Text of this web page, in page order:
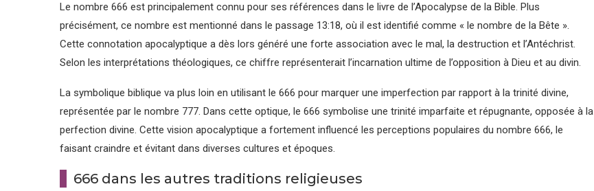
Le nombre 666 est principalement connu pour ses références dans le livre de l’Apocalypse de la Bible. Plus
précisément, ce nombre est mentionné dans le passage 13:18, où il est identifié comme « le nombre de la Bête ».
Cette connotation apocalyptique a dès lors généré une forte association avec le mal, la destruction et l’Antéchrist.
Selon les interprétations théologiques, ce chiffre représenterait l’incarnation ultime de l’opposition à Dieu et au divin.
La symbolique biblique va plus loin en utilisant le 666 pour marquer une imperfection par rapport à la trinité divine,
représentée par le nombre 777. Dans cette optique, le 666 symbolise une trinité imparfaite et répugnante, opposée à la
perfection divine. Cette vision apocalyptique a fortement influencé les perceptions populaires du nombre 666, le
faisant craindre et évitant dans diverses cultures et époques.
666 dans les autres traditions religieuses